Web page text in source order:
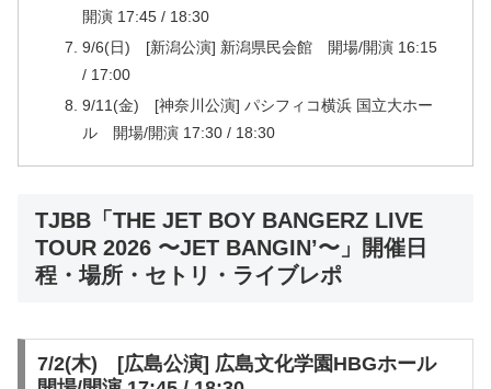
開演 17:45 / 18:30
9/6(日) [新潟公演] 新潟県民会館 開場/開演 16:15
/ 17:00
9/11(金) [神奈川公演] パシフィコ横浜 国立大ホー
ル 開場/開演 17:30 / 18:30
TJBB「THE JET BOY BANGERZ LIVE
TOUR 2026 〜JET BANGIN’〜」開催日
程・場所・セトリ・ライブレポ
7/2(木) [広島公演] 広島文化学園HBGホール